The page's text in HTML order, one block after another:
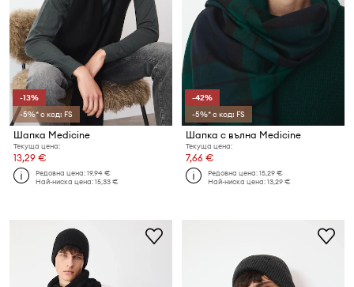
-13%
-5%* с код: FS
Шапка Medicine
Текуща цена:
13,29 €
Редовна цена:19,94 €
Най-ниска цена:15,33 €
-42%
-5%* с код: FS
Шапка с вълна Medicine
Текуща цена:
7,66 €
Редовна цена:15,29 €
Най-ниска цена:13,29 €